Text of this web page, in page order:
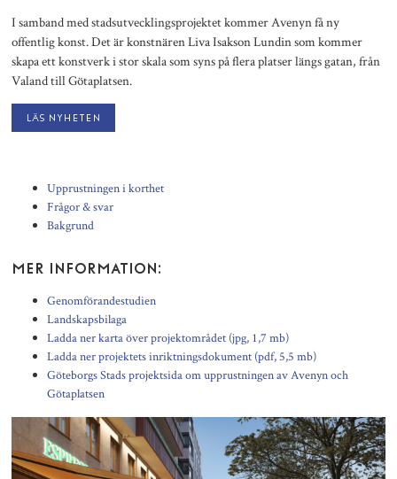
I samband med stadsutvecklingsprojektet kommer Avenyn få ny
offentlig konst. Det är konstnären Liva Isakson Lundin som kommer
skapa ett konstverk i stor skala som syns på flera platser längs gatan, från
Valand till Götaplatsen.
Läs nyheten
Upprustningen i korthet
Frågor & svar
Bakgrund
MER INFORMATION:
Genomförandestudien
Landskapsbilaga
Ladda ner karta över projektområdet (jpg, 1,7 mb)
Ladda ner projektets inriktningsdokument (pdf, 5,5 mb)
Göteborgs Stads projektsida om upprustningen av Avenyn och
Götaplatsen